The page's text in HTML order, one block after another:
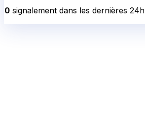
0 signalement dans les dernières 24h